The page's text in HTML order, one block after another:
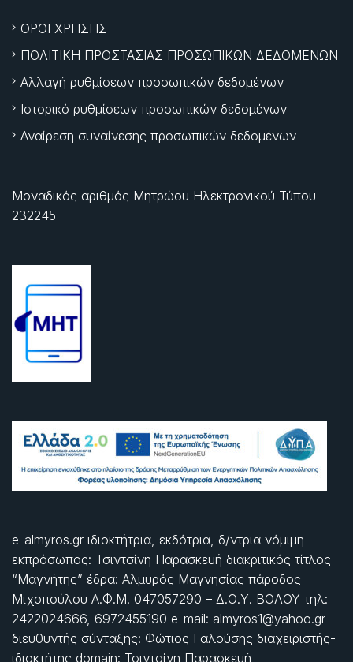
ΟΡΟΙ ΧΡΗΣΗΣ
ΠΟΛΙΤΙΚΗ ΠΡΟΣΤΑΣΙΑΣ ΠΡΟΣΩΠΙΚΩΝ ΔΕΔΟΜΕΝΩΝ
Αλλαγή ρυθμίσεων προσωπικών δεδομένων
Ιστορικό ρυθμίσεων προσωπικών δεδομένων
Αναίρεση συναίνεσης προσωπικών δεδομένων
Μοναδικός αριθμός Μητρώου Ηλεκτρονικού Τύπου
232245
e-almyros.gr ιδιοκτήτρια, εκδότρια, δ/ντρια νόμιμη
εκπρόσωπος: Τσιντσίνη Παρασκευή διακριτικός τίτλος
“Μαγνήτης” έδρα: Αλμυρός Μαγνησίας πάροδος
Μιχοπούλου Α.Φ.Μ. 047057290 – Δ.Ο.Υ. ΒΟΛΟΥ τηλ:
2422024666, 6972455190 e-mail: almyros1@yahoo.gr
διευθυντής σύνταξης: Φώτιος Γαλούσης διαχειριστής-
ιδιοκτήτης domain: Τσιντσίνη Παρασκευή